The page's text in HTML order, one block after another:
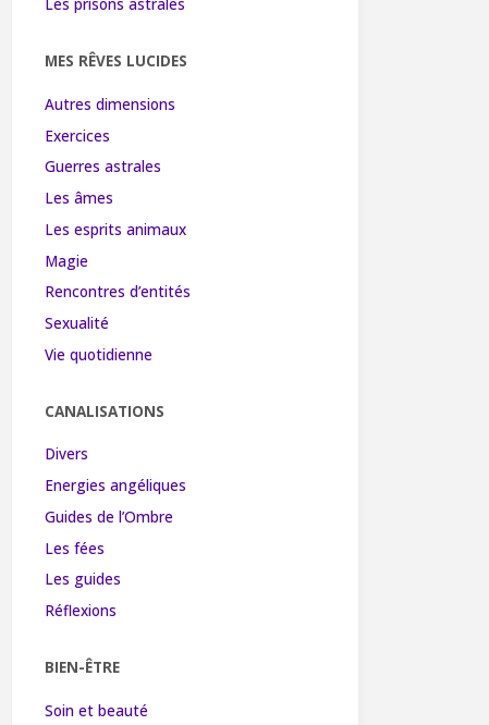
Les prisons astrales
MES RÊVES LUCIDES
Autres dimensions
Exercices
Guerres astrales
Les âmes
Les esprits animaux
Magie
Rencontres d’entités
Sexualité
Vie quotidienne
CANALISATIONS
Divers
Energies angéliques
Guides de l’Ombre
Les fées
Les guides
Réflexions
BIEN-ÊTRE
Soin et beauté